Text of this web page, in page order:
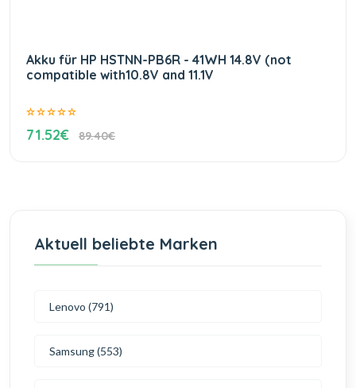
Akku für HP HSTNN-PB6R - 41WH 14.8V (not
compatible with10.8V and 11.1V
71.52€ 89.40€
Aktuell beliebte Marken
Lenovo (791)
Samsung (553)